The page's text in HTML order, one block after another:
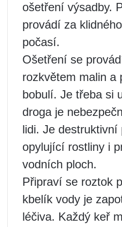
ošetření výsadby.
provádí za
počasí.
Ošetření se
rozkvětem malin a
bobulí. Je třeba si
droga je
lidi. Je destruktivní
opylující rostliny i
vodních ploch.
Připraví se roztok
kbelík vody je
léčiva. Každý keř